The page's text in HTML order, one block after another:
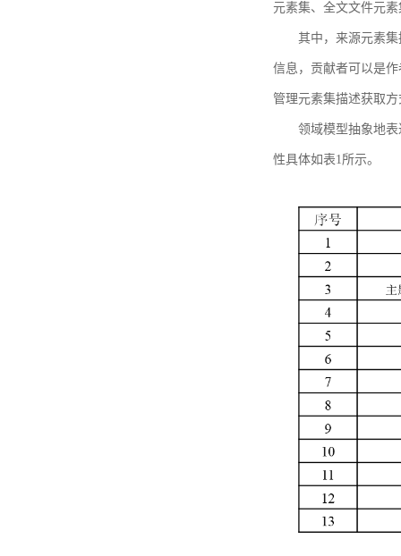
元素集、全文文件元
其中，来源元素
信息，贡献者可以是
管理元素集描述获取
领域模型抽象地
性具体如表1所示。